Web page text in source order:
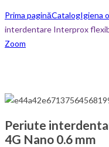
Prima paginăCatalogIgiena
interdentare Interprox
Zoom
Periute
4G Nano 0.6 mm